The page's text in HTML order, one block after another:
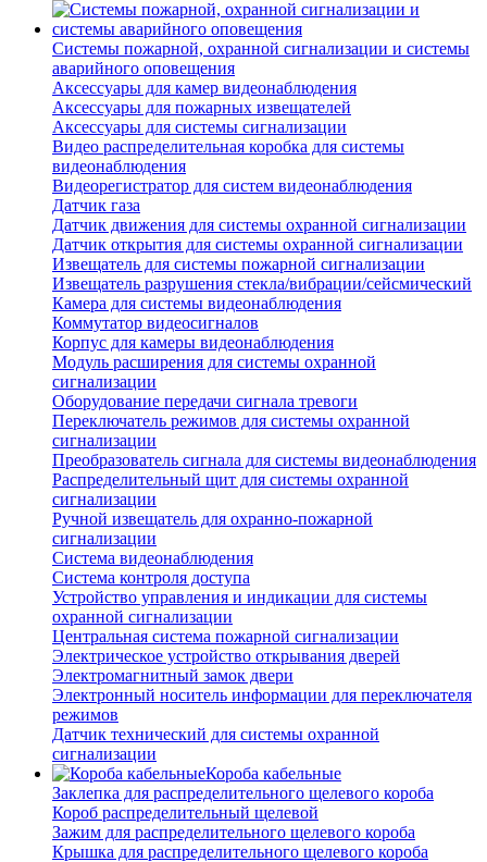
Системы пожарной, охранной сигнализации и системы
аварийного оповещения
Аксессуары для камер видеонаблюдения
Аксессуары для пожарных извещателей
Аксессуары для системы сигнализации
Видео распределительная коробка для системы
видеонаблюдения
Видеорегистратор для систем видеонаблюдения
Датчик газа
Датчик движения для системы охранной сигнализации
Датчик открытия для системы охранной сигнализации
Извещатель для системы пожарной сигнализации
Извещатель разрушения стекла/вибрации/сейсмический
Камера для системы видеонаблюдения
Коммутатор видеосигналов
Корпус для камеры видеонаблюдения
Модуль расширения для системы охранной
сигнализации
Оборудование передачи сигнала тревоги
Переключатель режимов для системы охранной
сигнализации
Преобразователь сигнала для системы видеонаблюдения
Распределительный щит для системы охранной
сигнализации
Ручной извещатель для охранно-пожарной
сигнализации
Система видеонаблюдения
Система контроля доступа
Устройство управления и индикации для системы
охранной сигнализации
Центральная система пожарной сигнализации
Электрическое устройство открывания дверей
Электромагнитный замок двери
Электронный носитель информации для переключателя
режимов
Датчик технический для системы охранной
сигнализации
Короба кабельные
Заклепка для распределительного щелевого короба
Короб распределительный щелевой
Зажим для распределительного щелевого короба
Крышка для распределительного щелевого короба